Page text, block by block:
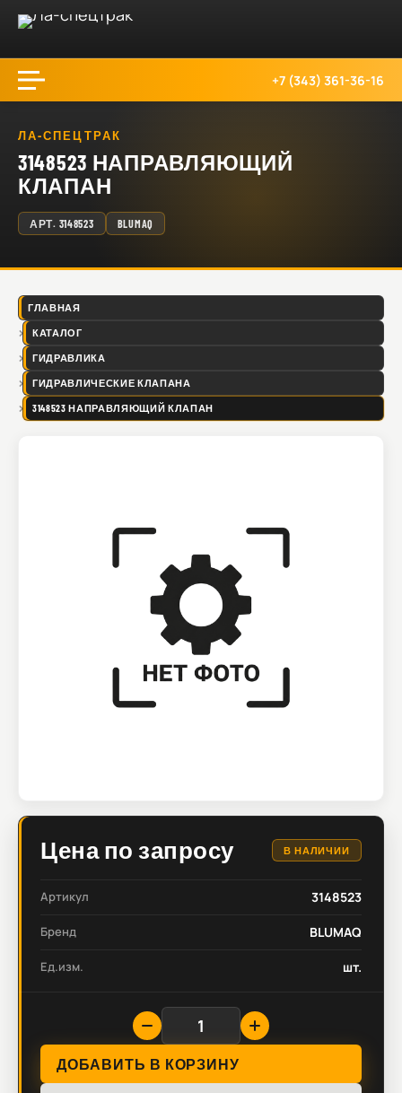
+7 (343) 361-36-16
ЛА-СПЕЦТРАК
3148523 НАПРАВЛЯЮЩИЙ
КЛАПАН
АРТ. 3148523 BLUMAQ
ГЛАВНАЯ
КАТАЛОГ
ГИДРАВЛИКА
ГИДРАВЛИЧЕСКИЕ КЛАПАНА
3148523 НАПРАВЛЯЮЩИЙ КЛАПАН
Цена по запросу В НАЛИЧИИ
Артикул 3148523
Бренд BLUMAQ
Ед.изм. шт.
ДОБАВИТЬ В КОРЗИНУ